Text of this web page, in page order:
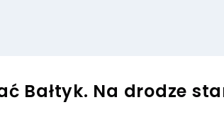
Bałtyk. Na drodze